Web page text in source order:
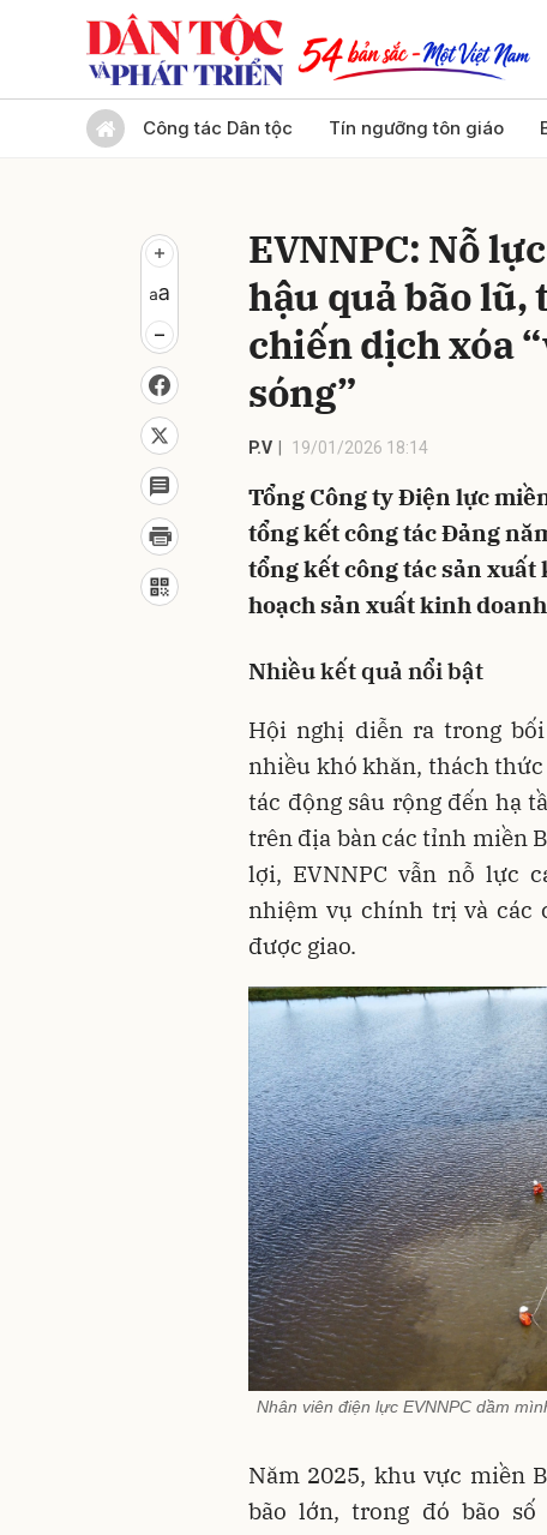
Công tác Dân tộc Tín ngưỡng tôn giáo
EVNNPC: Nỗ
hậu quả bão
chiến dịch xóa
sóng”
P.V 19/01/2026 18:14
Tổng Công ty Điện lực
tổng kết công tác Đảng
tổng kết công tác sản
hoạch sản xuất kinh
Nhiều kết quả nổi bật
Hội nghị diễn ra trong
nhiều khó khăn, thách
tác động sâu rộng đến hạ
trên địa bàn các tỉnh miền
lợi, EVNNPC vẫn nỗ lực
nhiệm vụ chính trị và các
được giao.
Nhân viên điện lực EVNNPC dầm
Năm 2025, khu vực miền
bão lớn, trong đó bão số
Gửi